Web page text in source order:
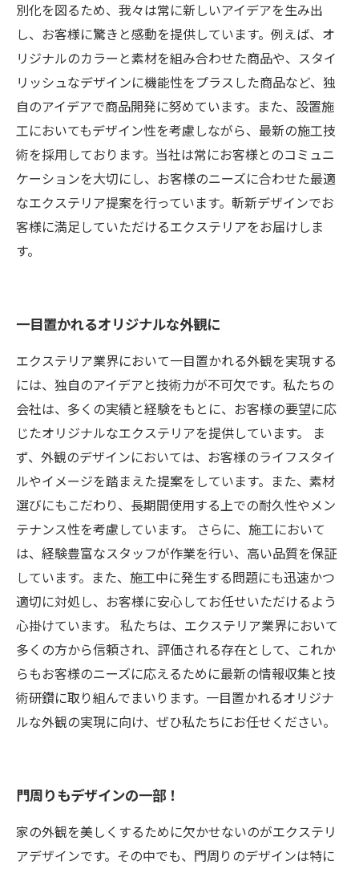
別化を図るため、我々は常に新しいアイデアを生み出
し、お客様に驚きと感動を提供しています。例えば、オ
リジナルのカラーと素材を組み合わせた商品や、スタイ
リッシュなデザインに機能性をプラスした商品など、独
自のアイデアで商品開発に努めています。また、設置施
工においてもデザイン性を考慮しながら、最新の施工技
術を採用しております。当社は常にお客様とのコミュニ
ケーションを大切にし、お客様のニーズに合わせた最適
なエクステリア提案を行っています。斬新デザインでお
客様に満足していただけるエクステリアをお届けしま
す。
一目置かれるオリジナルな外観に
エクステリア業界において一目置かれる外観を実現する
には、独自のアイデアと技術力が不可欠です。私たちの
会社は、多くの実績と経験をもとに、お客様の要望に応
じたオリジナルなエクステリアを提供しています。 ま
ず、外観のデザインにおいては、お客様のライフスタイ
ルやイメージを踏まえた提案をしています。また、素材
選びにもこだわり、長期間使用する上での耐久性やメン
テナンス性を考慮しています。 さらに、施工において
は、経験豊富なスタッフが作業を行い、高い品質を保証
しています。また、施工中に発生する問題にも迅速かつ
適切に対処し、お客様に安心してお任せいただけるよう
心掛けています。 私たちは、エクステリア業界において
多くの方から信頼され、評価される存在として、これか
らもお客様のニーズに応えるために最新の情報収集と技
術研鑽に取り組んでまいります。一目置かれるオリジナ
ルな外観の実現に向け、ぜひ私たちにお任せください。
門周りもデザインの一部！
家の外観を美しくするために欠かせないのがエクステリ
アデザインです。その中でも、門周りのデザインは特に